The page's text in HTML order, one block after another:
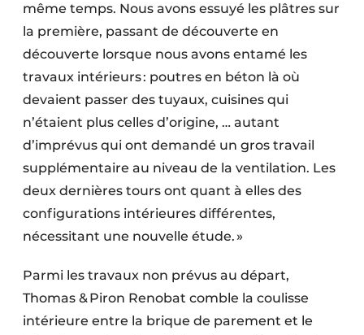
même temps. Nous avons essuyé les plâtres sur
la première, passant de découverte en
découverte lorsque nous avons entamé les
travaux intérieurs : poutres en béton là où
devaient passer des tuyaux, cuisines qui
n’étaient plus celles d’origine, … autant
d’imprévus qui ont demandé un gros travail
supplémentaire au niveau de la ventilation. Les
deux dernières tours ont quant à elles des
configurations intérieures différentes,
nécessitant une nouvelle étude. »
Parmi les travaux non prévus au départ,
Thomas & Piron Renobat comble la coulisse
intérieure entre la brique de parement et le